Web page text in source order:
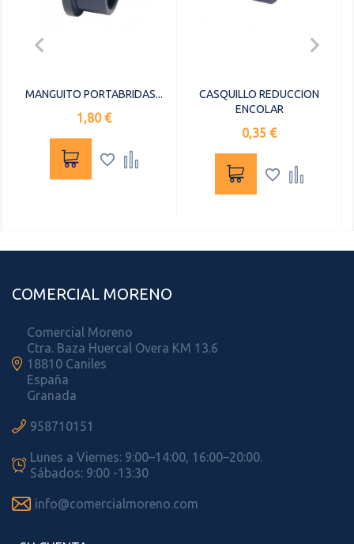

MANGUITO PORTABRIDAS...
Precio
1,80 €
 
CASQUILLO REDUCCION
ENCOLAR
Precio
0,35 €
 

COMERCIAL MORENO

Comercial Moreno
Ctra. Baza Huercal Overa KM 13.6
18810 Caniles
España
Granada
 958710151

Lunes a Viernes: 9:00–14:00, 16:00–20:00.
Sábados: 9:00 -13:30
 info@comercialmoreno.com